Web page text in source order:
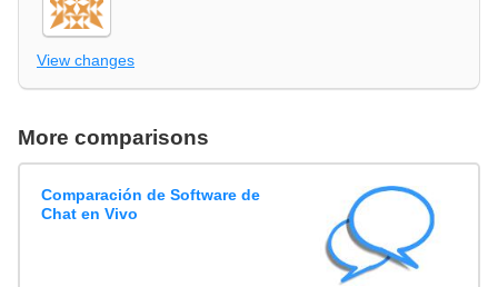
View changes
More comparisons
Comparación de Software de
Chat en Vivo